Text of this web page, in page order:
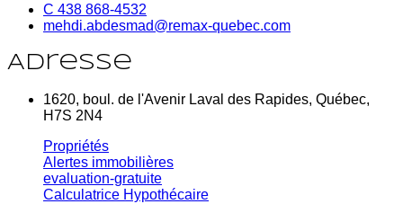
C 438 868-4532
mehdi.abdesmad@remax-quebec.com
Adresse
1620, boul. de l'Avenir Laval des Rapides, Québec,
H7S 2N4
Propriétés
Alertes immobilières
evaluation-gratuite
Calculatrice Hypothécaire